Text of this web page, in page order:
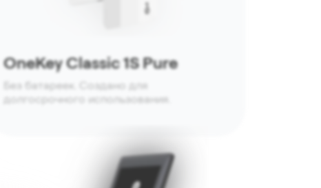
OneKey Classic 1S Pure
Без батареек. Создано для
долгосрочного использования.